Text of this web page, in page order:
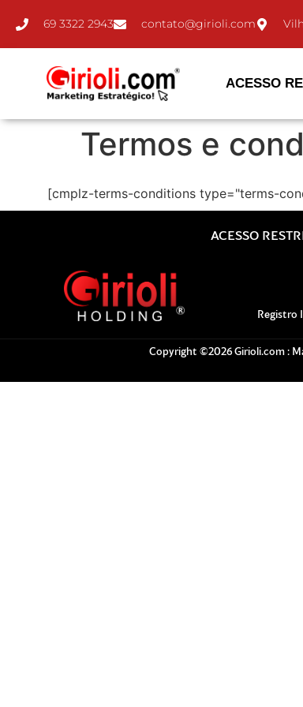
69 3322 2943 contato@girioli.com
ACESSO
Termos e
[cmplz-terms-conditions type="terms-
ACESSO
Registro
Copyright ©2026 Girioli.com :